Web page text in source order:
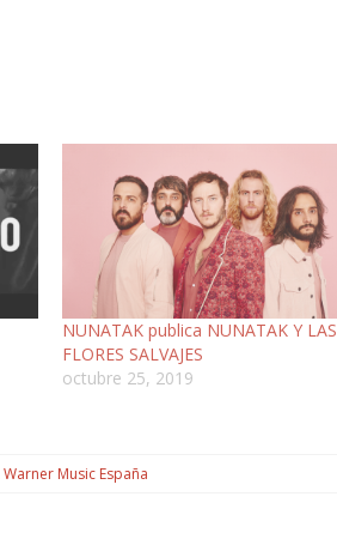
NUNATAK publica NUNATAK Y LAS
FLORES SALVAJES
octubre 25, 2019
Warner Music España